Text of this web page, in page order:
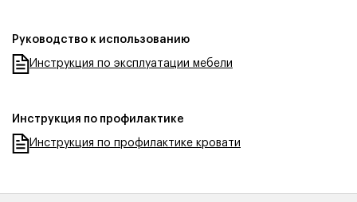
Руководство к использованию
Инструкция по эксплуатации мебели
Инструкция по профилактике
Инструкция по профилактике кровати